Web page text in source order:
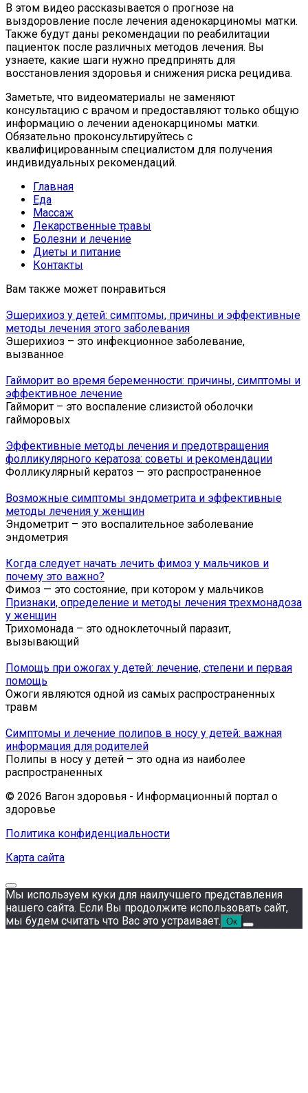
В этом видео рассказывается о прогнозе на
выздоровление после лечения аденокарциномы матки.
Также будут даны рекомендации по реабилитации
пациенток после различных методов лечения. Вы
узнаете, какие шаги нужно предпринять для
восстановления здоровья и снижения риска рецидива.
Заметьте, что видеоматериалы не заменяют
консультацию с врачом и предоставляют только общую
информацию о лечении аденокарциномы матки.
Обязательно проконсультируйтесь с
квалифицированным специалистом для получения
индивидуальных рекомендаций.
Главная
Еда
Массаж
Лекарственные травы
Болезни и лечение
Диеты и питание
Контакты
Вам также может понравиться
Эшерихиоз у детей: симптомы, причины и эффективные
методы лечения этого заболевания
Эшерихиоз – это инфекционное заболевание,
вызванное
Гайморит во время беременности: причины, симптомы и
эффективное лечение
Гайморит – это воспаление слизистой оболочки
гайморовых
Эффективные методы лечения и предотвращения
фолликулярного кератоза: советы и рекомендации
Фолликулярный кератоз — это распространенное
Возможные симптомы эндометрита и эффективные
методы лечения у женщин
Эндометрит – это воспалительное заболевание
эндометрия
Когда следует начать лечить фимоз у мальчиков и
почему это важно?
Фимоз — это состояние, при котором у мальчиков
Признаки, определение и методы лечения трехмонадоза
у женщин
Трихомонада – это одноклеточный паразит,
вызывающий
Помощь при ожогах у детей: лечение, степени и первая
помощь
Ожоги являются одной из самых распространенных
травм
Симптомы и лечение полипов в носу у детей: важная
информация для родителей
Полипы в носу у детей – это одна из наиболее
распространенных
© 2026 Вагон здоровья - Информационный портал о
здоровье
Политика конфиденциальности
Карта сайта
Мы используем куки для наилучшего представления
нашего сайта. Если Вы продолжите использовать сайт,
мы будем считать что Вас это устраивает. Ок